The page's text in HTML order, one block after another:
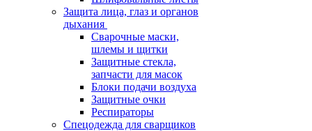
Защита лица, глаз и органов
дыхания
Сварочные маски,
шлемы и щитки
Защитные стекла,
запчасти для масок
Блоки подачи воздуха
Защитные очки
Респираторы
Спецодежда для сварщиков